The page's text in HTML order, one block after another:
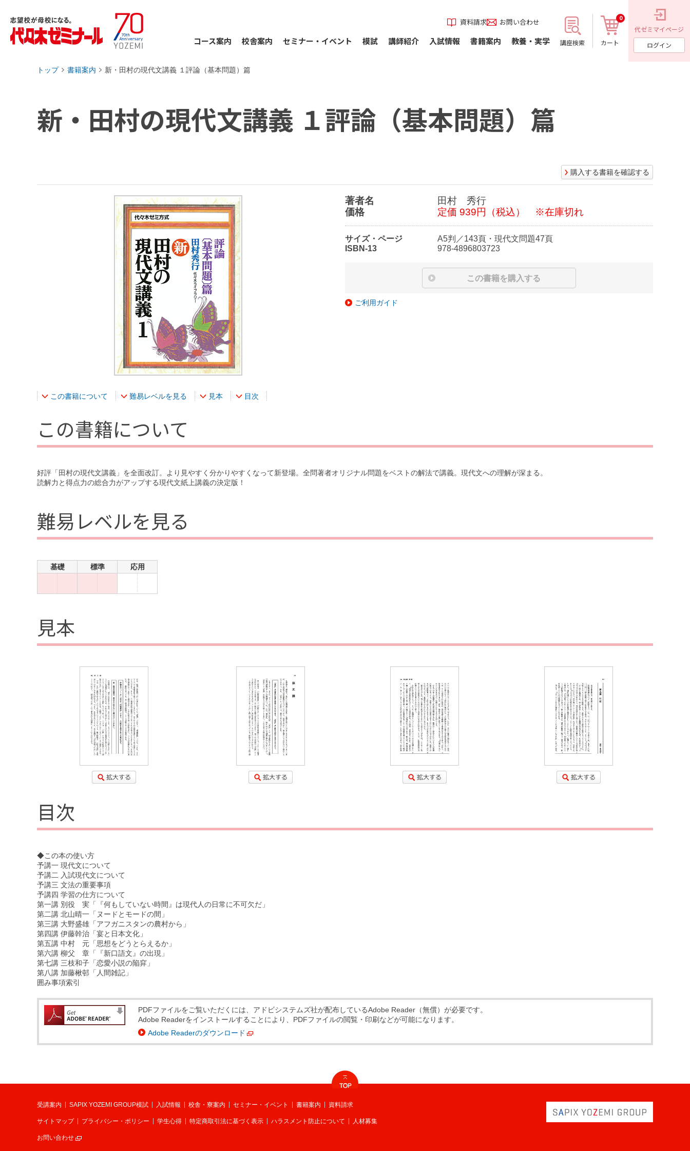
資料請求 お問い合わせ
コース案内 校舎案内 セミナー・イベント 模試 講師紹介 入試情報 書籍案内 教養・実学 講座検索 カート
0
代ゼミマイページ
ログイン
トップ 書籍案内 新・田村の現代文講義 １評論（基本問題）篇
新・田村の現代文講義 １評論（基本問題）篇
購入する書籍を確認する
著者名
田村 秀行
価格
定価 939円（税込） ※在庫切れ
サイズ・ページ
A5判／143頁・現代文問題47頁
ISBN-13
978-4896803723
この書籍を購入する
ご利用ガイド
この書籍について 難易レベルを見る 見本 目次
この書籍について
好評「田村の現代文講義」を全面改訂。より見やすく分かりやすくなって新登場。全問著者オリジナル問題をベストの解法で講義。現代文への理解が深まる。
読解力と得点力の総合力がアップする現代文紙上講義の決定版！
難易レベルを見る
基礎 標準 応用
見本
目次
◆この本の使い方
予講一 現代文について
予講二 入試現代文について
予講三 文法の重要事項
予講四 学習の仕方について
第一講 別役 実「『何もしていない時間』は現代人の日常に不可欠だ」
第二講 北山晴一「ヌードとモードの間」
第三講 大野盛雄「アフガニスタンの農村から」
第四講 伊藤幹治「宴と日本文化」
第五講 中村 元「思想をどうとらえるか」
第六講 柳父 章「『新口語文』の出現」
第七講 三枝和子「恋愛小説の陥穽」
第八講 加藤楸邨「人間雑記」
囲み事項索引
PDFファイルをご覧いただくには、アドビシステムズ社が配布しているAdobe Reader（無償）が必要です。
Adobe Readerをインストールすることにより、PDFファイルの閲覧・印刷などが可能になります。
Adobe Readerのダウンロード
受講案内 SAPIX YOZEMI GROUP模試 入試情報 校舎・寮案内 セミナー・イベント 書籍案内 資料請求
サイトマップ プライバシー・ポリシー 学生心得 特定商取引法に基づく表示 ハラスメント防止について 人材募集
お問い合わせ